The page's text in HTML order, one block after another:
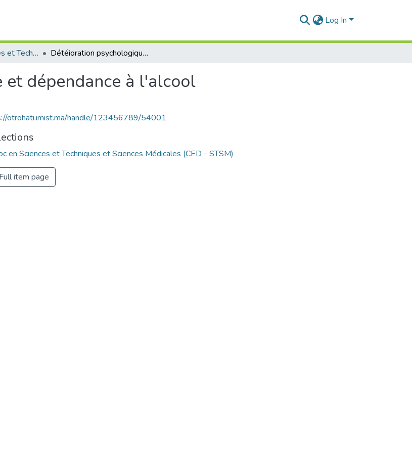
Log In
CEDoc en Sciences et Techniques et Sciences Médicales (CED - STSM) Détéioration psychologique et dépendance à l'alcool
dépendance à l'alcool
otrohati.imist.ma/handle/123456789/54001
en Sciences et Techniques et Sciences Médicales (CED - STSM)
Full item page